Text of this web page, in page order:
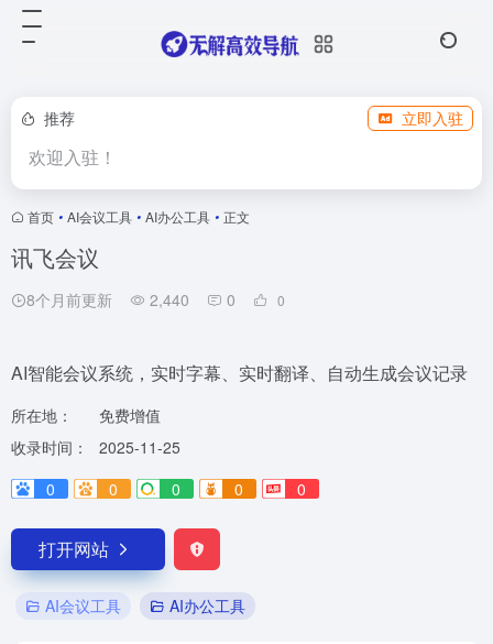
推荐 立即入驻
欢迎入驻！
首页 • AI会议工具 • AI办公工具 • 正文
讯飞会议
8个月前更新 2,440 0 0
AI智能会议系统，实时字幕、实时翻译、自动生成会议记录
所在地：
免费增值
收录时间：
2025-11-25
0
0 0 0 0
打开网站
AI会议工具 AI办公工具